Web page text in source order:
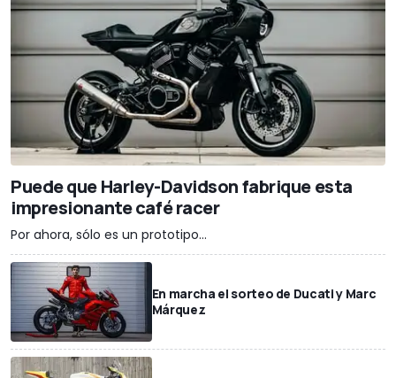
Puede que Harley-Davidson fabrique esta
impresionante café racer
Por ahora, sólo es un prototipo...
En marcha el sorteo de Ducati y Marc
Márquez